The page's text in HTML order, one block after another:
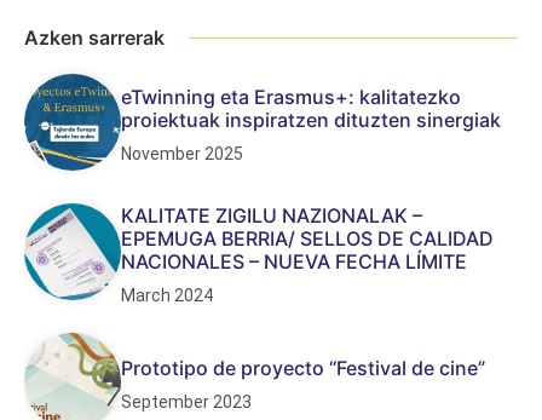
Azken sarrerak
eTwinning eta Erasmus+: kalitatezko
proiektuak inspiratzen dituzten sinergiak
November 2025
KALITATE ZIGILU NAZIONALAK –
EPEMUGA BERRIA/ SELLOS DE CALIDAD
NACIONALES – NUEVA FECHA LÍMITE
March 2024
Prototipo de proyecto “Festival de cine”
September 2023